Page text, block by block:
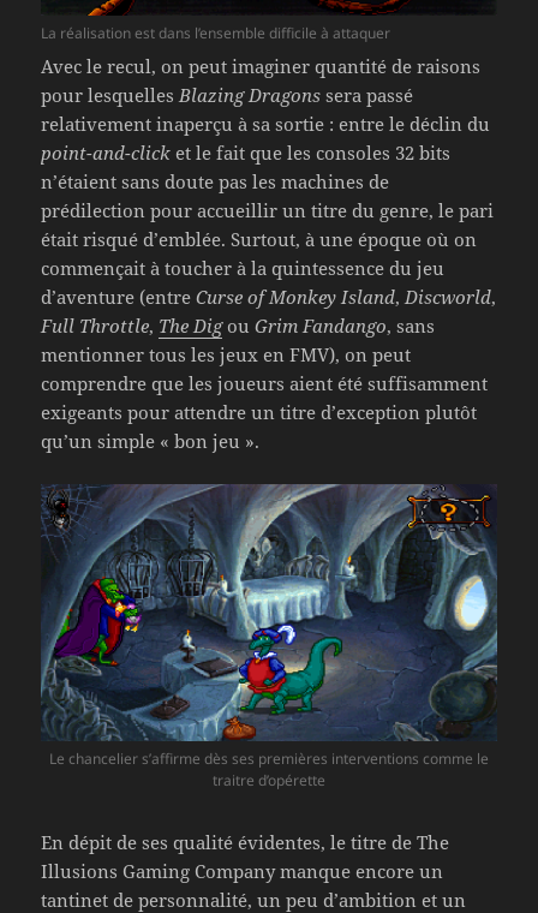
La réalisation est dans l’ensemble difficile à attaquer
Avec le recul, on peut imaginer quantité de raisons
pour lesquellesBlazing Dragonssera passé
relativement inaperçu à sa sortie : entre le déclin du
point-and-click et le fait que les consoles 32 bits
n’étaient sans doute pas les machines de
prédilection pour accueillir un titre du genre, le pari
était risqué d’emblée. Surtout, à une époque où on
commençait à toucher à la quintessence du jeu
d’aventure (entreCurse of Monkey Island,Discworld,
Full Throttle, The DigouGrim Fandango, sans
mentionner tous les jeux en FMV), on peut
comprendre que les joueurs aient été suffisamment
exigeants pour attendre un titre d’exception plutôt
qu’un simple « bon jeu ».
Le chancelier s’affirme dès ses premières interventions comme le
traitre d’opérette
En dépit de ses qualité évidentes, le titre de The
Illusions Gaming Company manque encore un
tantinet de personnalité, un peu d’ambition et un